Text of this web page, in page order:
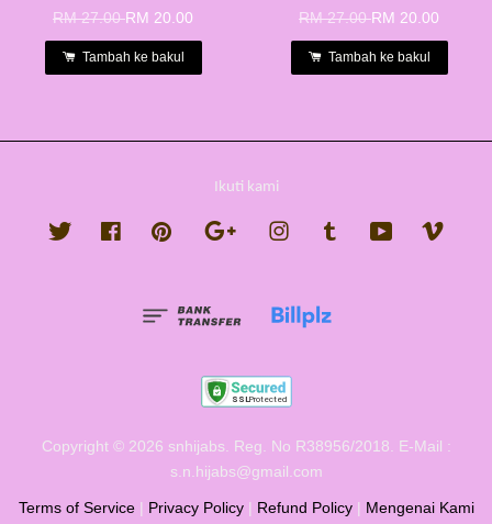
RM 27.00RM 20.00
Tambah ke bakul
RM 27.00RM 20.00
Tambah ke bakul
Ikuti kami
Twitter FacebookPinterest Google InstagramTumblr YouTube
Copyright © 2026 snhijabs. Reg. No R38956/2018. E-Mail :
s.n.hijabs@gmail.com
Terms of Service| Privacy Policy| Refund Policy| Mengenai Kami